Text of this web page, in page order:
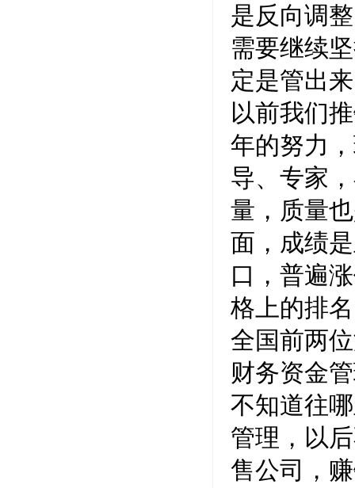
是反向调
需要继续
定是管出
以前我们
年的努力
导、专家
量，质量
面，成绩
口，普遍
格上的排
全国前两
财务资金
不知道往
管理，以
售公司，